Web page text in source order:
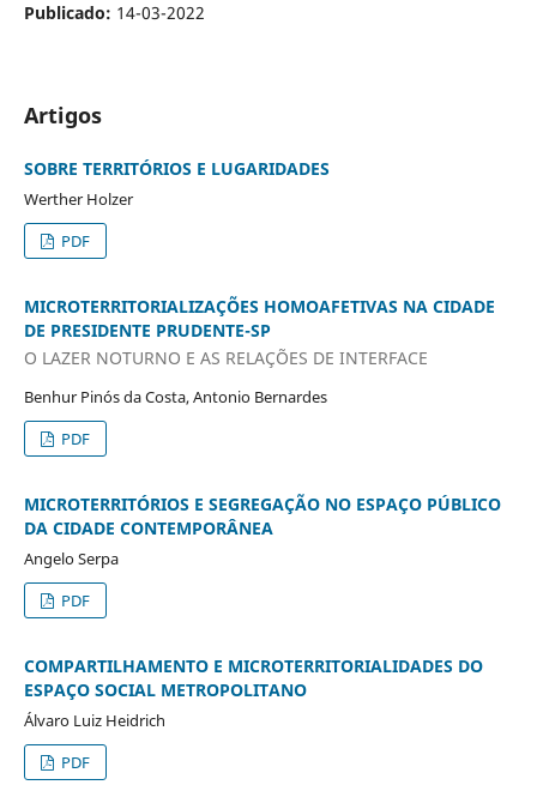
Publicado: 14-03-2022
Artigos
SOBRE TERRITÓRIOS E LUGARIDADES
Werther Holzer
PDF
MICROTERRITORIALIZAÇÕES HOMOAFETIVAS NA CIDADE
DE PRESIDENTE PRUDENTE-SP
O LAZER NOTURNO E AS RELAÇÕES DE INTERFACE
Benhur Pinós da Costa, Antonio Bernardes
PDF
MICROTERRITÓRIOS E SEGREGAÇÃO NO ESPAÇO PÚBLICO
DA CIDADE CONTEMPORÂNEA
Angelo Serpa
PDF
COMPARTILHAMENTO E MICROTERRITORIALIDADES DO
ESPAÇO SOCIAL METROPOLITANO
Álvaro Luiz Heidrich
PDF